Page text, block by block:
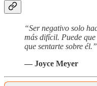
“Ser negativo solo
más difícil. Puede
que sentarte sobre él.”
— Joyce Meyer